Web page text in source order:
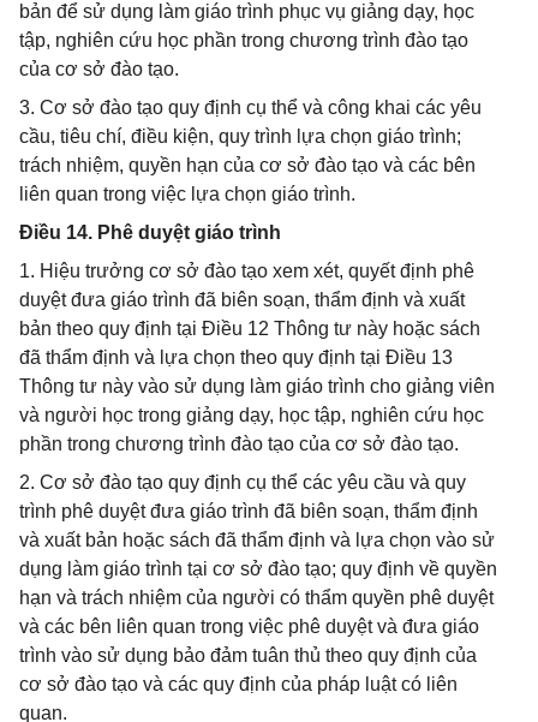
bản để sử dụng làm giáo trình phục vụ giảng dạy, học
tập, nghiên cứu học phần trong chương trình đào tạo
của cơ sở đào tạo.
3. Cơ sở đào tạo quy định cụ thể và công khai các yêu
cầu, tiêu chí, điều kiện, quy trình lựa chọn giáo trình;
trách nhiệm, quyền hạn của cơ sở đào tạo và các bên
liên quan trong việc lựa chọn giáo trình.
Điều 14. Phê duyệt giáo trình
1. Hiệu trưởng cơ sở đào tạo xem xét, quyết định phê
duyệt đưa giáo trình đã biên soạn, thẩm định và xuất
bản theo quy định tại Điều 12 Thông tư này hoặc sách
đã thẩm định và lựa chọn theo quy định tại Điều 13
Thông tư này vào sử dụng làm giáo trình cho giảng viên
và người học trong giảng dạy, học tập, nghiên cứu học
phần trong chương trình đào tạo của cơ sở đào tạo.
2. Cơ sở đào tạo quy định cụ thể các yêu cầu và quy
trình phê duyệt đưa giáo trình đã biên soạn, thẩm định
và xuất bản hoặc sách đã thẩm định và lựa chọn vào sử
dụng làm giáo trình tại cơ sở đào tạo; quy định về quyền
hạn và trách nhiệm của người có thẩm quyền phê duyệt
và các bên liên quan trong việc phê duyệt và đưa giáo
trình vào sử dụng bảo đảm tuân thủ theo quy định của
cơ sở đào tạo và các quy định của pháp luật có liên
quan.